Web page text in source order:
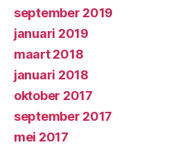
september 2019
januari 2019
maart 2018
januari 2018
oktober 2017
september 2017
mei 2017